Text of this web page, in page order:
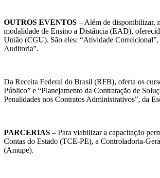
OUTROS EVENTOS – Além de disponibilizar,
modalidade de Ensino a Distância (EAD),
União (CGU). São eles: “Atividade
Auditoria”.
Da Receita Federal do Brasil (RFB), oferta os
Público” e “Planejamento da Contratação de
Penalidades nos Contratos Administrativos”, da
PARCERIAS – Para viabilizar a capacitação
Contas do Estado (TCE-PE), a Controladoria-
(Amupe).